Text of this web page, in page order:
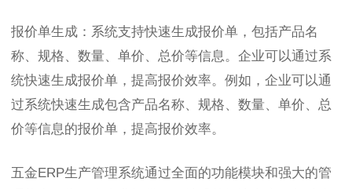
报价单生成：系统支持快速生成报价单，包括产品名
称、规格、数量、单价、总价等信息。企业可以通过系
统快速生成报价单，提高报价效率。例如，企业可以通
过系统快速生成包含产品名称、规格、数量、单价、总
价等信息的报价单，提高报价效率。
五金ERP生产管理系统通过全面的功能模块和强大的管